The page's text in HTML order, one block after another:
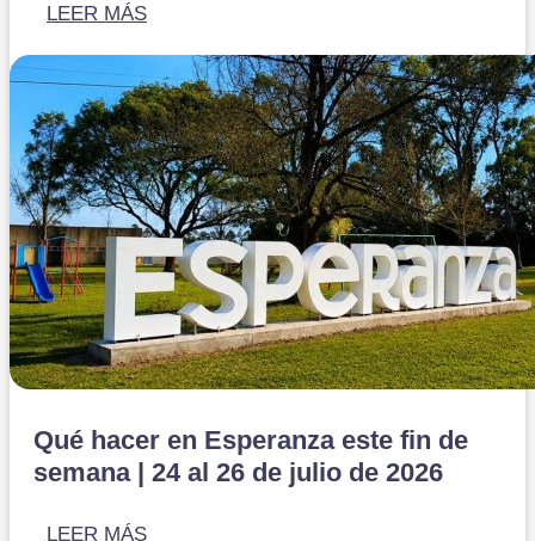
LEER MÁS
Qué hacer en Esperanza este fin de
semana | 24 al 26 de julio de 2026
LEER MÁS